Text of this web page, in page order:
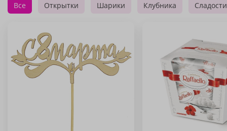
Все Открытки Шарики Клубника Сладости